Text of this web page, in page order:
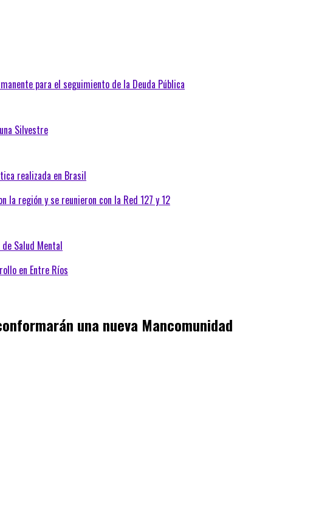
para el seguimiento de la Deuda Pública
Silvestre
realizada en Brasil
la región y se reunieron con la Red 127 y 12
Salud Mental
en Entre Ríos
una nueva Mancomunidad